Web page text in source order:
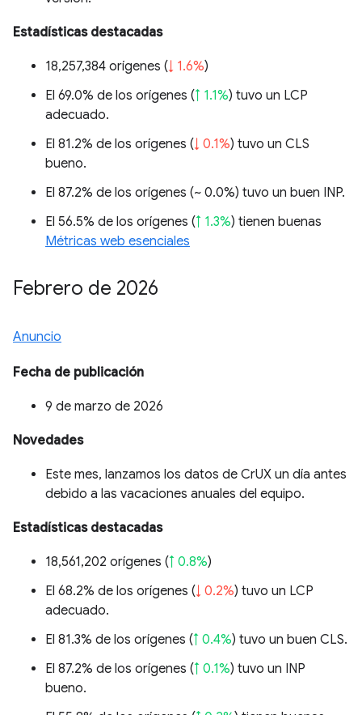
Estadísticas destacadas
18,257,384 orígenes (↓ 1.6%)
El 69.0% de los orígenes (↑ 1.1%) tuvo un LCP
adecuado.
El 81.2% de los orígenes (↓ 0.1%) tuvo un CLS
bueno.
El 87.2% de los orígenes (~ 0.0%) tuvo un buen INP.
El 56.5% de los orígenes (↑ 1.3%) tienen buenas
Métricas web esenciales
Febrero de 2026
Anuncio
Fecha de publicación
9 de marzo de 2026
Novedades
Este mes, lanzamos los datos de CrUX un día antes
debido a las vacaciones anuales del equipo.
Estadísticas destacadas
18,561,202 orígenes (↑ 0.8%)
El 68.2% de los orígenes (↓ 0.2%) tuvo un LCP
adecuado.
El 81.3% de los orígenes (↑ 0.4%) tuvo un buen CLS.
El 87.2% de los orígenes (↑ 0.1%) tuvo un INP
bueno.